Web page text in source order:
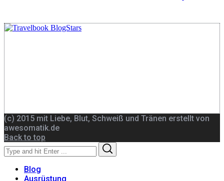
(c) 2015 mit Liebe, Blut, Schweiß und Tränen erstellt von
awesomatik.de
Back to top
Search
for:
Blog
Ausrüstung